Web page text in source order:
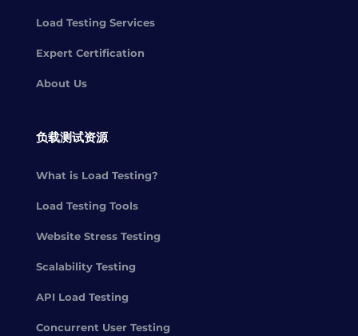
Load Testing Services
Expert Certification
About Us
负载测试资源
What is Load Testing?
Load Testing Tools
Website Stress Testing
Scalability Testing
API Load Testing
Concurrent User Testing